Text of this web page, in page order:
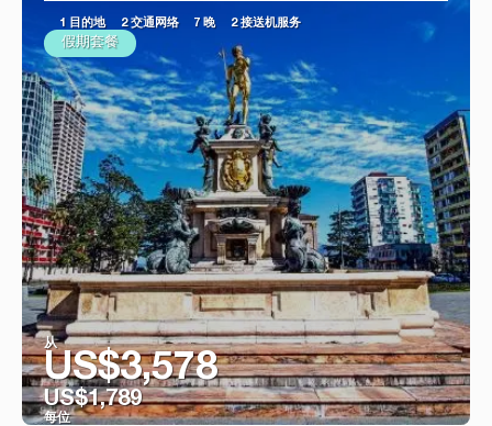
1 目的地 2 交通网络 7 晚 2 接送机服务
假期套餐
从
US$3,578
US$1,789
每位